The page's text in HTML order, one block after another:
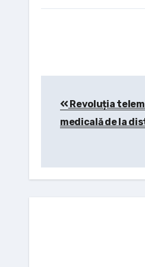
navigation
Revoluția
medicală de la